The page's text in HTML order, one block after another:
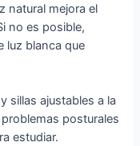
natural mejora el
no es posible,
luz blanca que
sillas ajustables a la
posturales
estudiar.